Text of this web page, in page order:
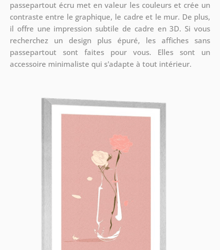
passepartout écru met en valeur les couleurs et crée un
contraste entre le graphique, le cadre et le mur. De plus,
il offre une impression subtile de cadre en 3D. Si vous
recherchez un design plus épuré, les affiches sans
passepartout sont faites pour vous. Elles sont un
accessoire minimaliste qui s'adapte à tout intérieur.